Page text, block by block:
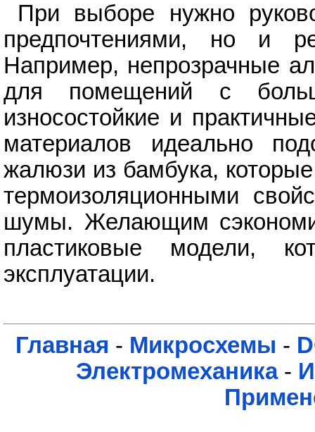
При выборе нужно
предпочтениями, но и
Например, непрозрачные
для помещений с
износостойкие и
материалов идеально
жалюзи из бамбука,
термоизоляционными
шумы. Желающим
пластиковые модели,
эксплуатации.
Главная - Микросхемы -
Электромеханика-